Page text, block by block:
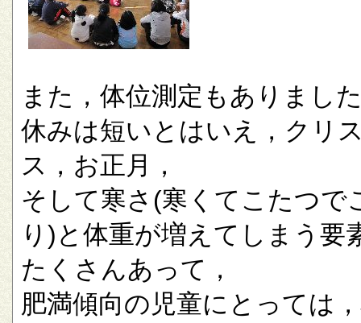
また，体位測定もありまし
休みは短いとはいえ，クリ
ス，お正月，
そして寒さ(寒くてこたつで
り)と体重が増えてしまう要
たくさんあって，
肥満傾向の児童にとっては